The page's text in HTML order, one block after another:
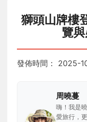
獅頭山牌樓
覽
發佈時間： 2025-
周曉蔓
嗨！我是
愛旅行，